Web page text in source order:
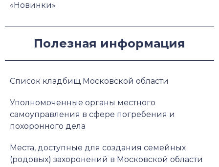
«Новинки»
Полезная информация
Список кладбищ Московской области
Уполномоченные органы местного
самоуправления в сфере погребения и
похоронного дела
Места, доступные для создания семейных
(родовых) захоронений в Московской области